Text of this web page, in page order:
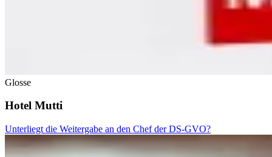
Glosse
Hotel Mutti
Unterliegt die Weitergabe an den Chef der DS-GVO?